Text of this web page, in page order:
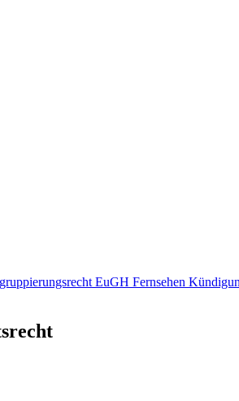
EuGH Fernsehen